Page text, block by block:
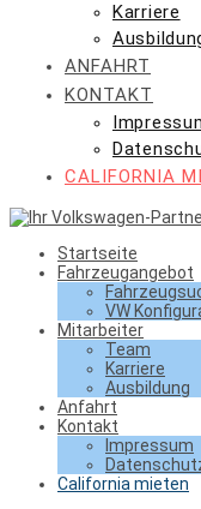
Karriere
ANFAHRT
KONTAKT
CALIFORNIA
Startseite
Fahrzeugangebot
VW
Mitarbeiter
Team
Karriere
Ausbildung
Anfahrt
Kontakt
Impressum
California mieten